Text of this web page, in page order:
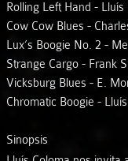
Rolling Left Hand - Lluís
Cow Cow Blues -
Lux’s Boogie No. 2 -
Strange Cargo - Frank
Vicksburg Blues - E.
Chromatic Boogie -
Sinopsis